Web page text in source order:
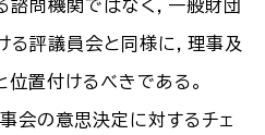
問機関ではなく，一般財団
評議員会と同様に，理事及
置付けるべきである。
会の意思決定に対するチェ